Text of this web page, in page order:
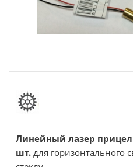
Линейный лазер
шт. для горизонтального